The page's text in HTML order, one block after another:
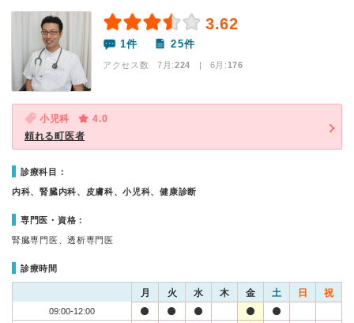
3.62
1件 25件
アクセス数 7月:224 | 6月:176
小児科
4.0
頼れる町医者
診療科目：
内科、腎臓内科、皮膚科、小児科、健康診断
専門医・資格：
腎臓専門医、透析専門医
診療時間
月 火 水 木 金 土 日 祝
09:00-12:00